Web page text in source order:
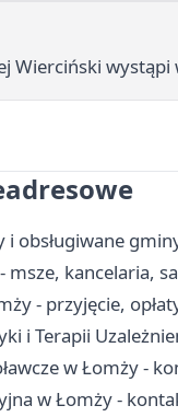
Wierciński
i obsługiwane
msze, kancelaria,
- przyjęcie,
i Terapii
w Łomży -
w Łomży -